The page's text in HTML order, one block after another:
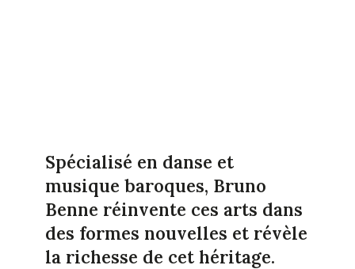
Spécialisé en danse et
musique baroques, Bruno
Benne réinvente ces arts dans
des formes nouvelles et révèle
la richesse de cet héritage.